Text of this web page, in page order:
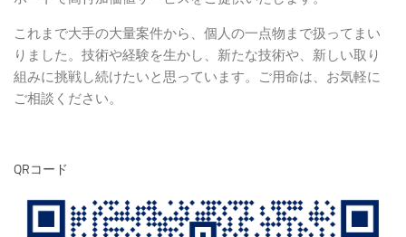
これまで大手の大量案件から、個人の一点物まで扱ってまい
りました。技術や経験を生かし、新たな技術や、新しい取り
組みに挑戦し続けたいと思っています。ご用命は、お気軽に
ご相談ください。
QRコード